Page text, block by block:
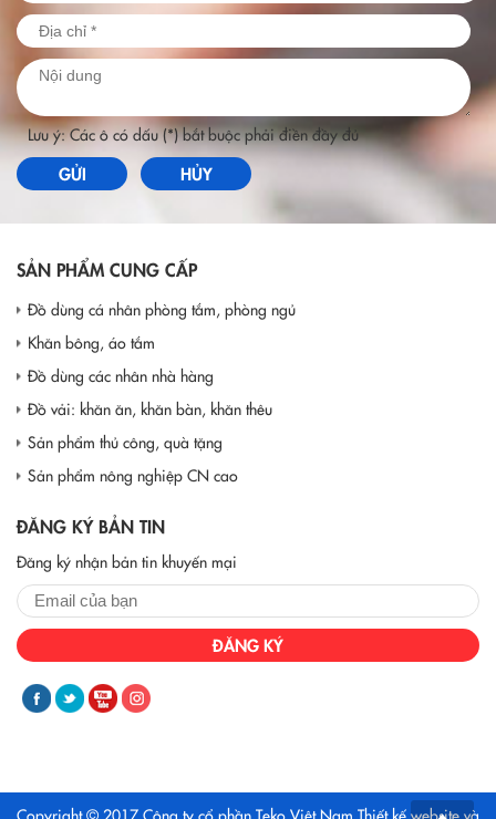
Lưu ý: Các ô có dấu (*) bắt buộc phải điền đầy đủ
GỬI HỦY
SẢN PHẨM CUNG CẤP
Đồ dùng cá nhân phòng tắm, phòng ngủ
Khăn bông, áo tắm
Đồ dùng các nhân nhà hàng
Đồ vải: khăn ăn, khăn bàn, khăn thêu
Sản phẩm thủ công, quà tặng
Sản phẩm nông nghiệp CN cao
ĐĂNG KÝ BẢN TIN
Đăng ký nhận bản tin khuyến mại
ĐĂNG KÝ